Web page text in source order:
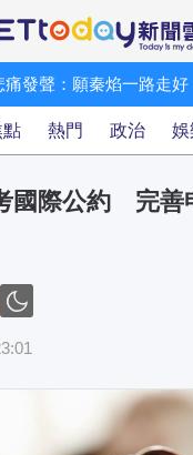
聲：願秦焰一路走好
點 熱門 政治 娛
國際公約 完善